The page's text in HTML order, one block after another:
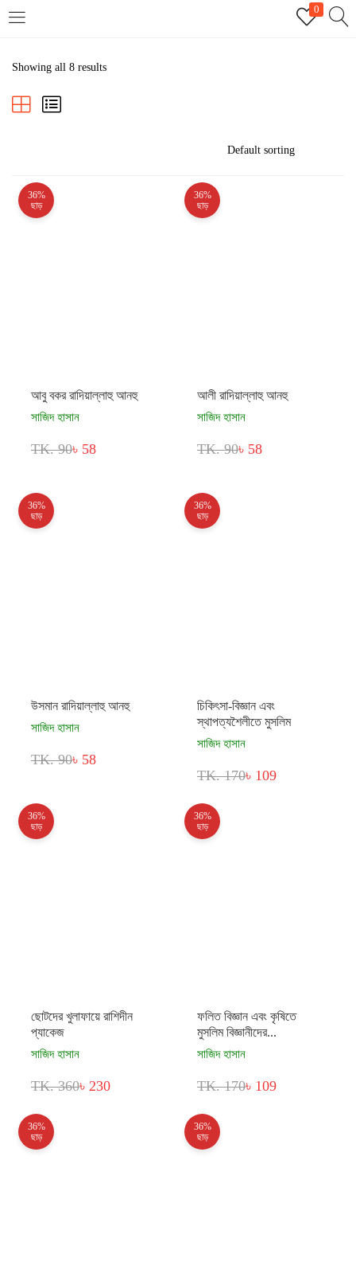
0
REGISTER
Showing all 8 results
36%
ছাড়
আবু বকর রাদিয়াল্লাহু আনহু
সাজিদ হাসান
TK. 90৳ 58
36%
ছাড়
আলী রাদিয়াল্লাহু আনহু
সাজিদ হাসান
TK. 90৳ 58
36%
ছাড়
উসমান রাদিয়াল্লাহু আনহু
সাজিদ হাসান
TK. 90৳ 58
36%
ছাড়
চিকিৎসা-বিজ্ঞান এবং
স্থাপত্যশৈলীতে মুসলিম
সাজিদ হাসান
TK. 170৳ 109
36%
ছাড়
ছোটদের খুলাফায়ে রাশিদীন
প্যাকেজ
সাজিদ হাসান
TK. 360৳ 230
36%
ছাড়
ফলিত বিজ্ঞান এবং কৃষিতে
মুসলিম বিজ্ঞানীদের...
সাজিদ হাসান
TK. 170৳ 109
36%
ছাড়
36%
ছাড়